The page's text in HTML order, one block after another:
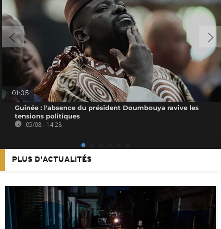
01:05
Guinée : l'absence du président Doumbouya ravive les
tensions politiques
05/08 - 14:28
PLUS D'ACTUALITÉS